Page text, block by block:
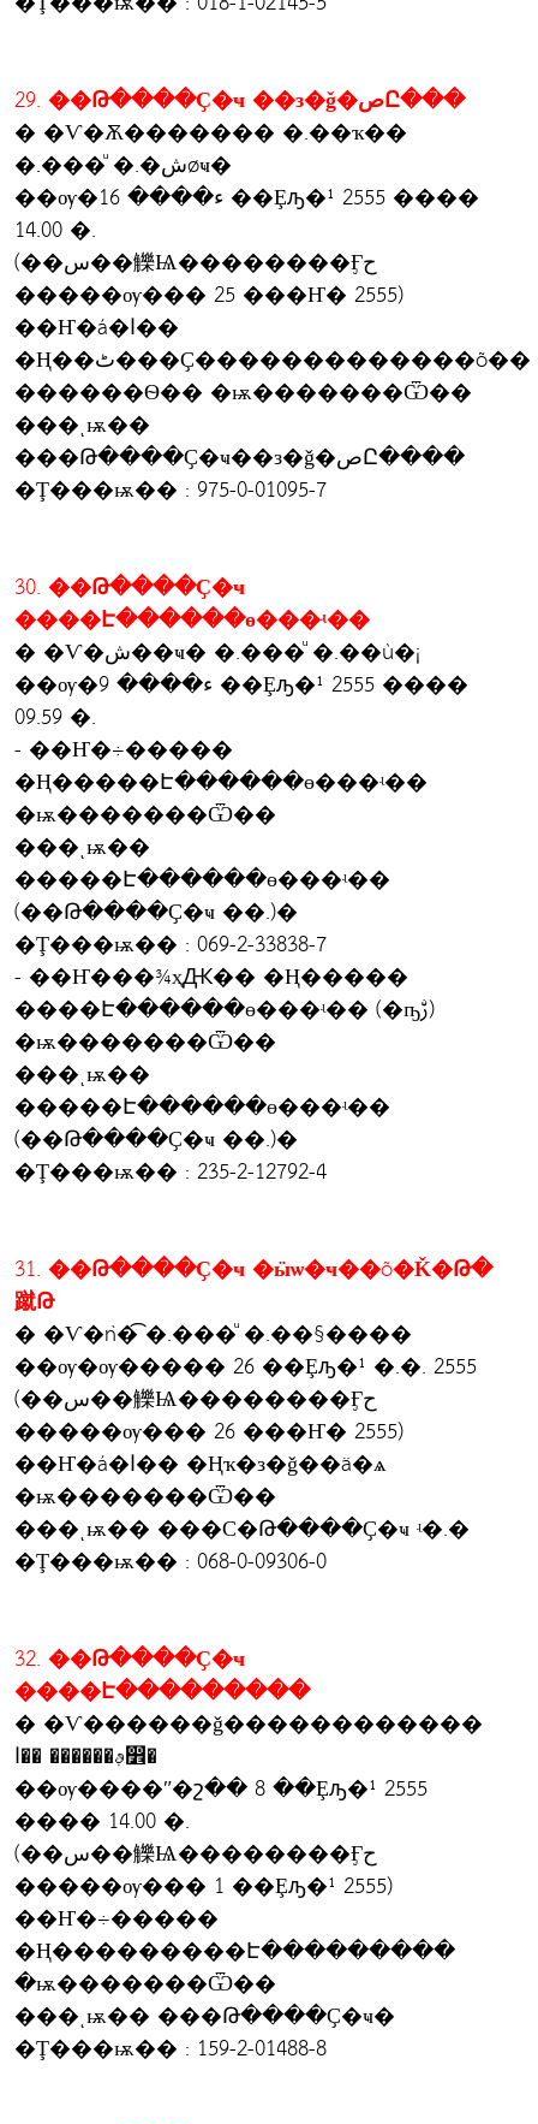
29. ��Թ����Ҫ�ҹ ��з�ǧ�صԸ���
� �Ѵ�Ѫ������� �.��ҡ��
�.���ͧ �.�شøҹ�
��ѹ�ء���� 16 ��Ȩԡ�¹ 2555 ����
14.00 �.
(��س��觻Ѩ��������Ӻح
�����ѹ��� 25 ���Ҥ� 2555)
��Ҥ�á�ا��
�Ң��ٹ���Ҫ�������������õ��
������Ѳ�� �ѭ�������Ѿ��
���ͺѭ��
���Թ����Ҫ�ҹ��з�ǧ�صԸ����
�Ţ���ѭ�� : 975-0-01095-7
30. ��Թ����Ҫ�ҹ
����Է������ɵ���ʵ��
� �Ѵ�ش��ҹ� �.���ͧ �.��ù�¡
��ѹ�ء���� 9 ��Ȩԡ�¹ 2555 ����
09.59 �.
- ��Ҥ�÷�����
�Ң�����Է������ɵ���ʵ��
�ѭ�������Ѿ��
���ͺѭ��
�����Է������ɵ���ʵ��
(��Թ����Ҫ�ҹ ��.)�
�Ţ���ѭ�� : 069-2-33838-7
- ��Ҥ���¾ҳԪ�� �Ң�����
����Է������ɵ���ʵ�� (�ҧࢹ)
�ѭ�������Ѿ��
���ͺѭ��
�����Է������ɵ���ʵ��
(��Թ����Ҫ�ҹ ��.)�
�Ţ���ѭ�� : 235-2-12792-4
31. ��Թ����Ҫ�ҹ �ӹѡ�ҹ��õ�Ǩ�Թ�
蹴Թ
� �Ѵ�ǹ�͡ �.���ͧ �.��§����
��ѹ�ѹ����� 26 ��Ȩԡ�¹ �.�. 2555
(��س��觻Ѩ��������Ӻح
�����ѹ��� 26 ���Ҥ� 2555)
��Ҥ�á�ا�� �Ңҡ�з�ǧ��ä�ѧ
�ѭ�������Ѿ��
���ͺѭ�� ���С�Թ����Ҫ�ҹ ʵ�.�
�Ţ���ѭ�� : 068-0-09306-0
32. ��Թ����Ҫ�ҹ
����Է���������
� �Ѵ������ǧ������������
ࢵ������ ��ا෾�
��ѹ����ʺ�շ�� 8 ��Ȩԡ�¹ 2555
���� 14.00 �.
(��س��觻Ѩ��������Ӻح
�����ѹ��� 1 ��Ȩԡ�¹ 2555)
��Ҥ�÷�����
�Ң���������Է���������
�ѭ�������Ѿ��
���ͺѭ�� ���Թ����Ҫ�ҹ�
�Ţ���ѭ�� : 159-2-01488-8